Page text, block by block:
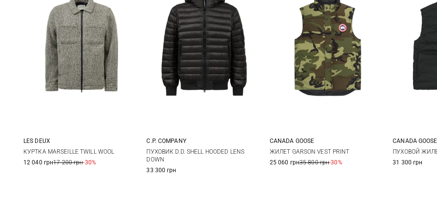
M L XL
LES DEUX
КУРТКА MARSEILLE TWILL WOOL
12 040 грн17 200 грн-30%
S M L
XXL
C.P. COMPANY
ПУХОВИК D.D. SHELL HOODED LENS
DOWN
33 300 грн
S M L
CANADA GOOSE
ЖИЛЕТ GARSON VEST PRINT
25 060 грн35 800 грн-30%
S
CANADA GOOSE
ПУХОВОЙ
31 300 грн